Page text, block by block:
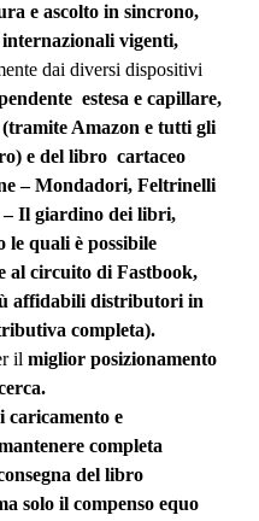
e ascolto in sincrono,
vigenti,
dai diversi dispositivi
estesa e capillare,
(tramite Amazon e tutti gli
e del libro cartaceo
– Mondadori, Feltrinelli
Il giardino dei libri,
le quali è possibile
al circuito di Fastbook,
affidabili distributori in
completa).
il miglior posizionamento
caricamento e
completa
del libro
solo il compenso equo